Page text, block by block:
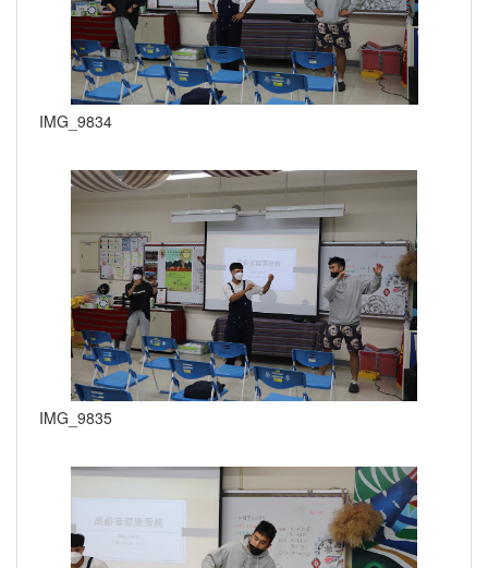
IMG_9834
IMG_9835